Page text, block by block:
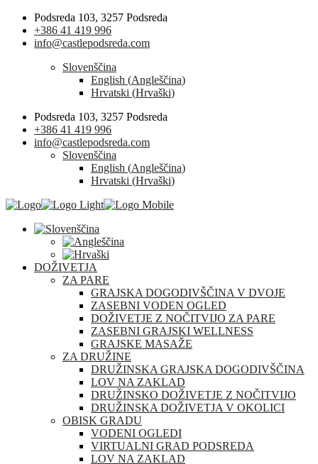
Podsreda 103, 3257 Podsreda
+386 41 419 996
info@castlepodsreda.com
Slovenščina
English (Angleščina)
Hrvatski (Hrvaški)
Podsreda 103, 3257 Podsreda
+386 41 419 996
info@castlepodsreda.com
Slovenščina
English (Angleščina)
Hrvatski (Hrvaški)
DOŽIVETJA
ZA PARE
GRAJSKA DOGODIVŠČINA V DVOJE
ZASEBNI VODEN OGLED
DOŽIVETJE Z NOČITVIJO ZA PARE
ZASEBNI GRAJSKI WELLNESS
GRAJSKE MASAŽE
ZA DRUŽINE
DRUŽINSKA GRAJSKA DOGODIVŠČINA
LOV NA ZAKLAD
DRUŽINSKO DOŽIVETJE Z NOČITVIJO
DRUŽINSKA DOŽIVETJA V OKOLICI
OBISK GRADU
VODENI OGLEDI
VIRTUALNI GRAD PODSREDA
LOV NA ZAKLAD